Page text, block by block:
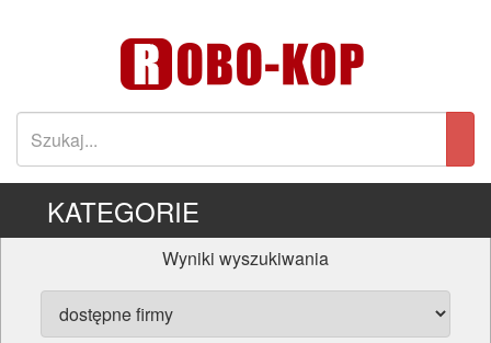
KATEGORIE
Wyniki wyszukiwania